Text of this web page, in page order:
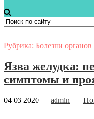
Рубрика: Болезни
Язва желудка:
симптомы и
04 03 2020 admin